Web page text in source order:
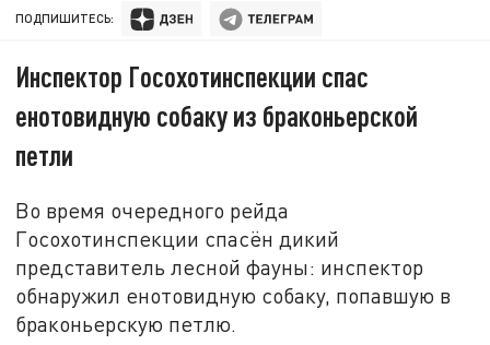
ПОДПИШИТЕСЬ:
Инспектор Госохотинспекции спас
енотовидную собаку из браконьерской
петли
Во время очередного рейда
Госохотинспекции спасён дикий
представитель лесной фауны: инспектор
обнаружил енотовидную собаку, попавшую в
браконьерскую петлю.